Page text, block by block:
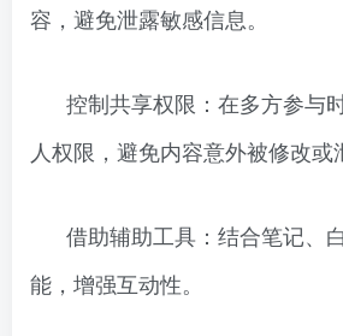
容，避免泄露敏感信息。
控制共享权限：在多方参与
人权限，避免内容意外被修改或
借助辅助工具：结合笔记、
能，增强互动性。